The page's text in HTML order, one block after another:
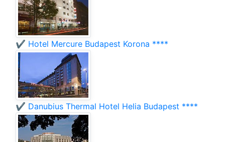
✔️ Hotel Mercure Budapest Korona ****
✔️ Danubius Thermal Hotel Helia Budapest ****